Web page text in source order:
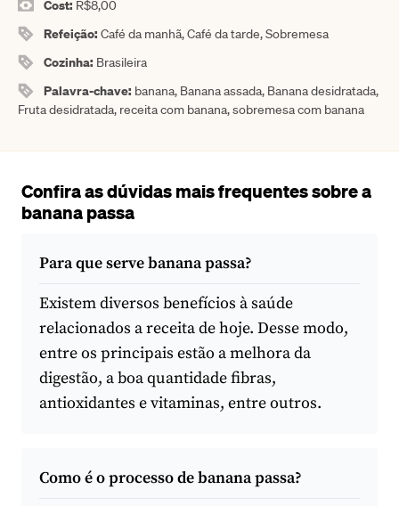
Cost: R$8,00
Refeição:Café da manhã, Café da tarde, Sobremesa
Cozinha: Brasileira
Palavra-chave: banana, Banana assada, Banana desidratada,
Fruta desidratada, receita com banana, sobremesa com banana
Confira as dúvidas mais frequentes sobre a
banana passa
Para que serve banana passa?
Existem diversos benefícios à saúde
relacionados a receita de hoje. Desse modo,
entre os principais estão a melhora da
digestão, a boa quantidade fibras,
antioxidantes e vitaminas, entre outros.
Como é o processo de banana passa?